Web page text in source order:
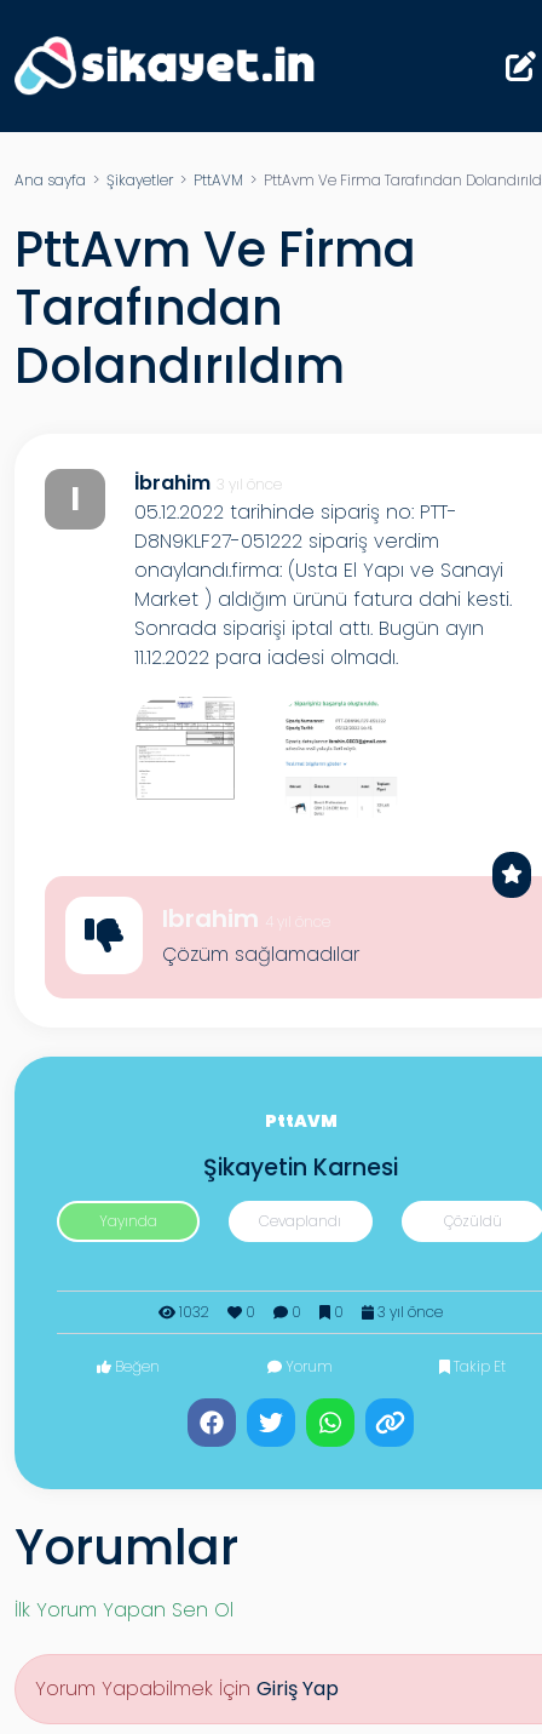
Ana sayfa > Şikayetler> PttAVM > PttAvm Ve Firma Tarafından
PttAvm Ve Firma
Tarafından
Dolandırıldım
I İbrahim 3 yıl önce
05.12.2022 tarihinde sipariş no: PTT-
D8N9KLF27-051222 sipariş verdim
onaylandı.firma: (Usta El Yapı ve Sanayi
Market ) aldığım ürünü fatura dahi kesti.
Sonrada siparişi iptal attı. Bugün ayın
11.12.2022 para iadesi olmadı.
Ibrahim 4 yıl önce
Çözüm sağlamadılar
PttAVM
Şikayetin Karnesi
Yayında Cevaplandı Çözüldü
1032 0 0 0 3 yıl önce
Beğen Yorum Takip Et
Yorumlar
İlk Yorum Yapan Sen Ol
Yorum Yapabilmek İçin Giriş Yap